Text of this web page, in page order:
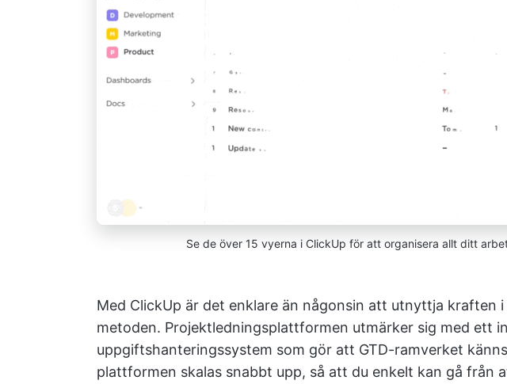
Se de över 15 vyerna i ClickUp för att organisera allt ditt
Med ClickUp är det enklare än någonsin att utnyttja kraften
metoden. Projektledningsplattformen utmärker sig med ett
uppgiftshanteringssystem som gör att GTD-ramverket
plattformen skalas snabbt upp, så att du enkelt kan gå från